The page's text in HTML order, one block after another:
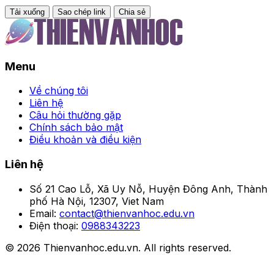
Tải xuống Sao chép link Chia sẻ
Menu
Về chúng tôi
Liên hệ
Câu hỏi thường gặp
Chính sách bảo mật
Điều khoản và điều kiện
Liên hệ
Số 21 Cao Lỗ, Xã Uy Nỗ, Huyện Đông Anh, Thành
phố Hà Nội, 12307, Viet Nam
Email: contact@thienvanhoc.edu.vn
Điện thoại: 0988343223
© 2026 Thienvanhoc.edu.vn. All rights reserved.